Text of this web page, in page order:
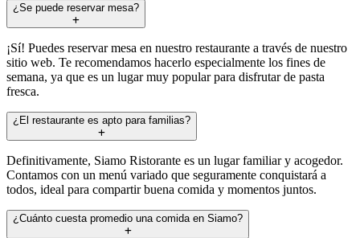
¿Se puede reservar mesa?
¡Sí! Puedes reservar mesa en nuestro restaurante a través de nuestro
sitio web. Te recomendamos hacerlo especialmente los fines de
semana, ya que es un lugar muy popular para disfrutar de pasta
fresca.
¿El restaurante es apto para familias?
Definitivamente, Siamo Ristorante es un lugar familiar y acogedor.
Contamos con un menú variado que seguramente conquistará a
todos, ideal para compartir buena comida y momentos juntos.
¿Cuánto cuesta promedio una comida en Siamo?